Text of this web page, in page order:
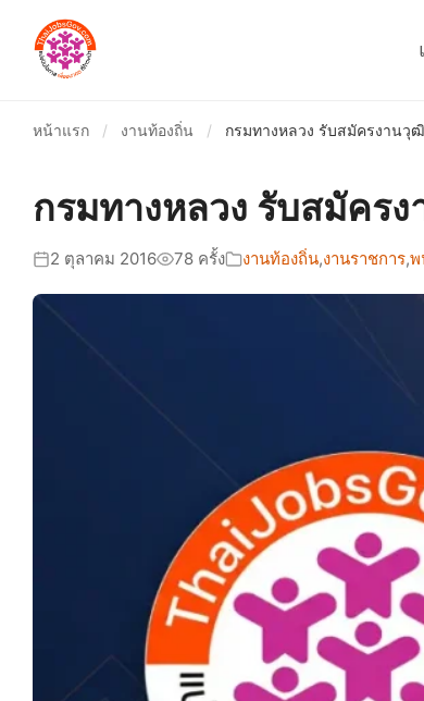
หน้าแรก / งานท้องถิ่น / กรมทางหลวง รับสมัครงาน
กรมทางหลวง รับสมัค
2 ตุลาคม 2016 78 ครั้ง งานท้องถิ่น,งานราชการ,พ